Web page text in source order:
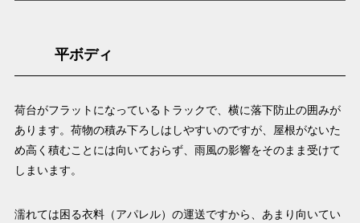
平ボディ
荷台がフラットになっているトラックで、横に落下防止の囲みが
あります。荷物の積み下ろしはしやすいのですが、屋根がないた
め高く積むことには向いておらず、雨風の影響をそのまま受けて
しまいます。
濡れては困る衣料（アパレル）の運送ですから、あまり向いてい